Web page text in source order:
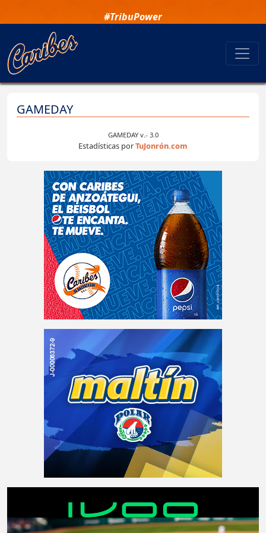
#TribuPower
GAMEDAY
GAMEDAY v.- 3.0
Estadísticas porTuJonrón.com